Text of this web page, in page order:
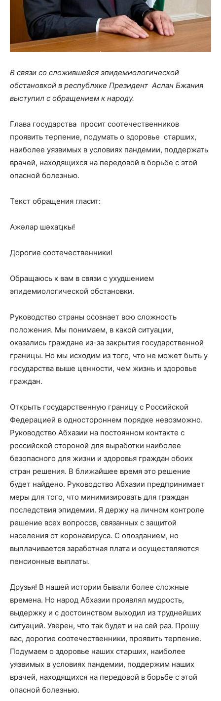
В связи со сложившейся эпидемиологической
обстановкой в республике Президент Аслан Бжания
выступил с обращением к народу.
Глава государства просит соотечественников
проявить терпение, подумать о здоровье старших,
наиболее уязвимых в условиях пандемии, поддержать
врачей, находящихся на передовой в борьбе с этой
опасной болезнью.
Текст обращения гласит:
Ажәлар шәхаҵкы!
Дорогие соотечественники!
Обращаюсь к вам в связи с ухудшением
эпидемиологической обстановки.
Руководство страны осознает всю сложность
положения. Мы понимаем, в какой ситуации,
оказались граждане из-за закрытия государственной
границы. Но мы исходим из того, что не может быть у
государства выше ценности, чем жизнь и здоровье
граждан.
Открыть государственную границу с Российской
Федерацией в одностороннем порядке невозможно.
Руководство Абхазии на постоянном контакте с
российской стороной для выработки наиболее
безопасного для жизни и здоровья граждан обоих
стран решения. В ближайшее время это решение
будет найдено. Руководство Абхазии предпринимает
меры для того, что минимизировать для граждан
последствия эпидемии. Я держу на личном контроле
решение всех вопросов, связанных с защитой
населения от коронавируса. С опозданием, но
выплачивается заработная плата и осуществляются
пенсионные выплаты.
Друзья! В нашей истории бывали более сложные
времена. Но народ Абхазии проявлял мудрость,
выдержку и с достоинством выходил из труднейших
ситуаций. Уверен, что так будет и на сей раз. Прошу
вас, дорогие соотечественники, проявить терпение.
Подумаем о здоровье наших старших, наиболее
уязвимых в условиях пандемии, поддержим наших
врачей, находящихся на передовой в борьбе с этой
опасной болезнью.